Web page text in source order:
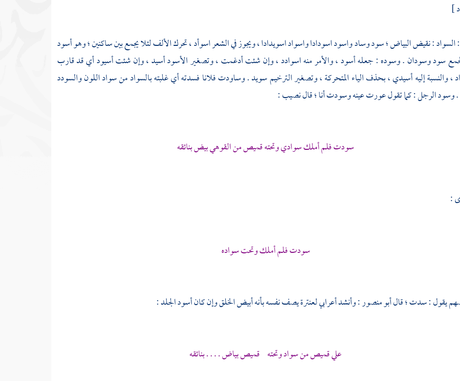
]
: نقيض البياض ؛ سود وساد واسود اسودادا واسواد اسويدادا ، ويجوز في الشعر اسوأد ، تحرك الألف لئلا يجمع بين ساكنين ؛ وهو أسود
سود وسودان . وسوده : جعله أسود ، والأمر منه اسوادد ، وإن شئت أدغمت ، وتصغير الأسود أسيد ، وإن شئت أسيود أي قد قارب
، والنسبة إليه أسيدي ، بحذف الياء المتحركة ، وتصغير الترخيم سويد . وساودت فلانا فسدته أي غلبته بالسواد من سواد اللون والسودد
. وسود الرجل : كما تقول عورت عينه وسودت أنا ؛ قالنصيب:
سودت فلم أملك سوادي وتحته قميص من القوهي بيض بنائقه
:
سودت فلم أملك وتحت سواده
يقول : سدت ؛ قالأبو منصور: وأنشد أعرابيلعنترةيصف نفسه بأنه أبيض الخلق وإن كان أسود الجلد :
علي قميص من سواد وتحته قميص بياض . . . . بنائقه